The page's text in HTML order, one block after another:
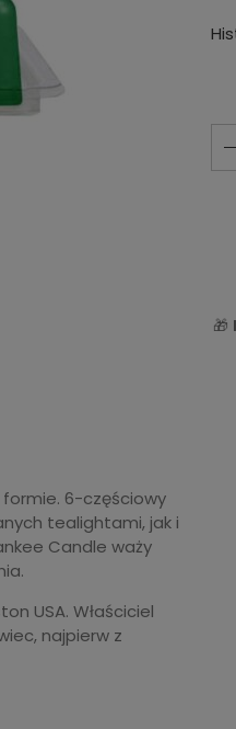
🎁
formie. 6-częściowy
tealightami, jak i
Candle waży
USA. Właściciel
najpierw z